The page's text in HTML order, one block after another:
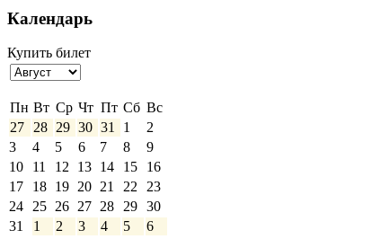
Календарь
Купить билет
Выберите
Пн Вт Ср Чт Пт Сб Вс
27 28 29 30 31 1
2
3
4 5 6 7 8
9
10
11 12 13 14 15
16
17
18 19 20 21 22 23
24 25 26 27 28 29 30
31
1 2 3 4 5 6